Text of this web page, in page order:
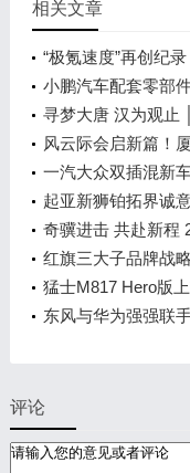
相关文章
“极氪速度”再创纪
小鹏汽车配套零部
智能汽车集群
寻梦大唐 汉为观止
发布会，敬请期待！
风云际会启新篇！
开业
一汽大众双插混新
起亚新狮铂拓界诚
万元起
奇骥进击 共赴新程
红旗三大子品牌战
章
猛士M817 Hero版
标杆！
东风与华为强强联
评论